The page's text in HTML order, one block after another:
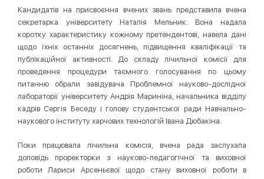
Кандидатів на присвоєння вчених звань представила вчена
секретарка університету Наталія Мельник. Вона надала
коротку характеристику кожному претендентові, навела дані
щодо їхніх останніх досягнень, підвищення кваліфікації та
публікаційної активності. До складу лічильної комісії для
проведення процедури таємного голосування по цьому
питанню обрали завідувача Проблемної науково-дослідної
лабораторії університету Андрія Мариніна, начальника відділу
кадрів Сергія Беседу і голову студентської ради Навчально-
наукового інституту харчових технологій Івана Дюбакіна.
Поки працювала лічильна комісія, вчена рада заслухала
доповідь проректорки з науково-педагогічної та виховної
роботи Лариси Арсеньєвої щодо стану виховної роботи в